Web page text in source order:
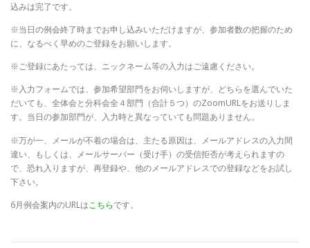
込みは完了です。
※当日の例会終了時までお申し込みいただけますが、参加者数の把握のため
に、なるべく早めのご登録をお願いします。
※ご登録にあたっては、ニックネーム等の入力はご遠慮ください。
※入力フォームでは、参加希望部門をお伺いしますが、どちらを選んでいた
だいても、全体会と分科会全４部門（合計５つ）のZoomURLをお送りしま
す。当日の参加部門が、入力時と異なっていても問題ありません。
※万が一、メールが不着の場合は、主たる原因は、メールアドレスの入力間
違い、もしくは、メールサーバー（受け手）の受信拒否が考えられますの
で、恐れ入りますが、再登録や、他のメールアドレスでの登録などをお試し
下さい。
6月例会案内のURLはこちらです。